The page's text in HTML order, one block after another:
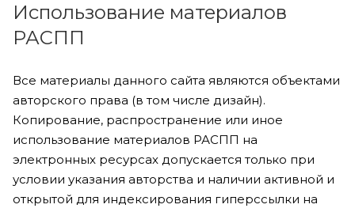
Использование материалов
РАСПП
Все материалы данного сайта являются объектами
авторского права (в том числе дизайн).
Копирование, распространение или иное
использование материалов РАСПП на
электронных ресурсах допускается только при
условии указания авторства и наличии активной и
открытой для индексирования гиперссылки на